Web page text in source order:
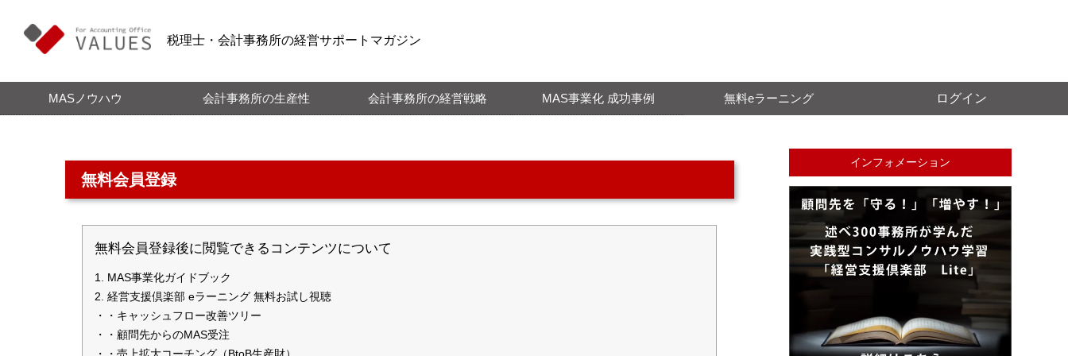
税理士・会計事務所の経営サポートマガジン
MASノウハウ 会計事務所の生産性 会計事務所の経営戦略 MAS事業化 成功事例 無料eラーニング ログイン
無料会員登録
無料会員登録後に閲覧できるコンテンツについて
MAS事業化ガイドブック
経営支援倶楽部 eラーニング 無料お試し視聴
・・キャッシュフロー改善ツリー
・・顧問先からのMAS受注
・・売上拡大コーチング（BtoB生産財）
インフォメーション